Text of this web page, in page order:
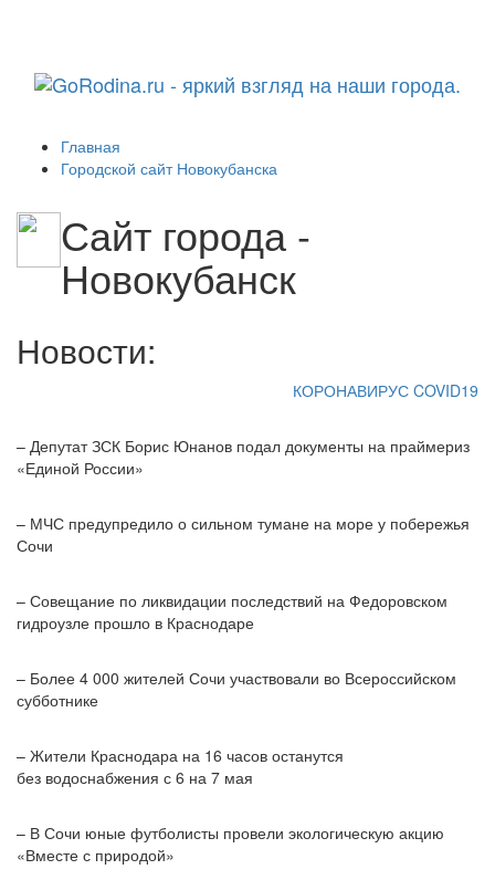
Главная
Городской сайт Новокубанска
Сайт города -
Новокубанск
Новости:
КОРОНАВИРУС COVID19
– Депутат ЗСК Борис Юнанов подал документы на праймериз
«Единой России»
– МЧС предупредило о сильном тумане на море у побережья
Сочи
– Совещание по ликвидации последствий на Федоровском
гидроузле прошло в Краснодаре
– Более 4 000 жителей Сочи участвовали во Всероссийском
субботнике
– Жители Краснодара на 16 часов останутся
без водоснабжения с 6 на 7 мая
– В Сочи юные футболисты провели экологическую акцию
«Вместе с природой»